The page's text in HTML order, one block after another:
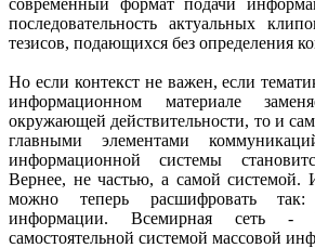
последовательность актуальных
тезисов, подающихся без определения
Но если контекст не важен, если
информационном материале
окружающей действительности, то и
главными элементами
информационной системы
Вернее, не частью, а самой
можно теперь расшифровать так:
информации. Всемирная сеть -
самостоятельной системой массовой